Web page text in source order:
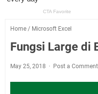
Home / Microsoft Excel
Fungsi Large di
May 25, 2018 Post a Comment